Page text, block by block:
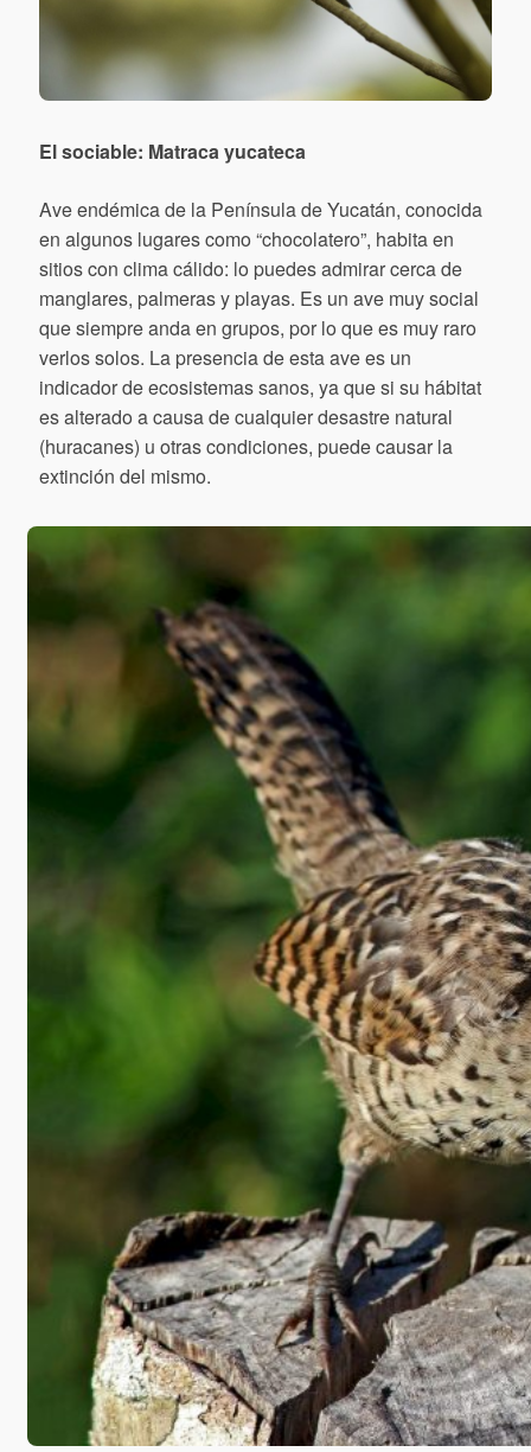
El sociable: Matraca yucateca
Ave endémica de la Península de Yucatán, conocida
en algunos lugares como “chocolatero”, habita en
sitios con clima cálido: lo puedes admirar cerca de
manglares, palmeras y playas. Es un ave muy social
que siempre anda en grupos, por lo que es muy raro
verlos solos. La presencia de esta ave es un
indicador de ecosistemas sanos, ya que si su hábitat
es alterado a causa de cualquier desastre natural
(huracanes) u otras condiciones, puede causar la
extinción del mismo.